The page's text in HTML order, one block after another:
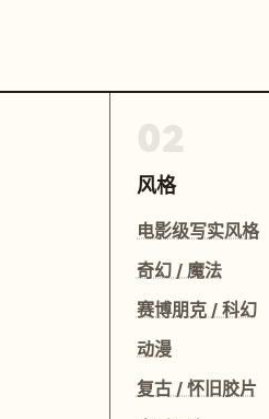
风格
电影级写实风格
奇幻 / 魔法
赛博朋克 / 科幻
动漫
复古 / 怀旧胶片